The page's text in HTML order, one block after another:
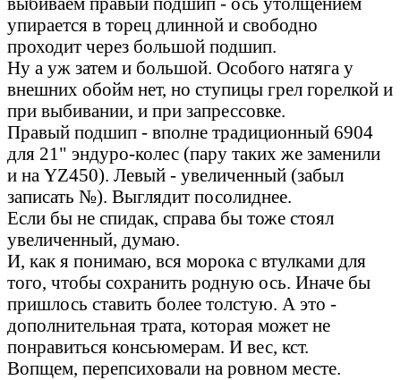
упирается в торец длинной и свободно
проходит через большой подшип.
Ну а уж затем и большой. Особого натяга у
внешних обойм нет, но ступицы грел горелкой и
при выбивании, и при запрессовке.
Правый подшип - вполне традиционный 6904
для 21" эндуро-колес (пару таких же заменили
и на YZ450). Левый - увеличенный (забыл
записать №). Выглядит посолиднее.
Если бы не спидак, справа бы тоже стоял
увеличенный, думаю.
И, как я понимаю, вся морока с втулками для
того, чтобы сохранить родную ось. Иначе бы
пришлось ставить более толстую. А это -
дополнительная трата, которая может не
понравиться консьюмерам. И вес, кст.
Вопщем, перепсиховали на ровном месте.